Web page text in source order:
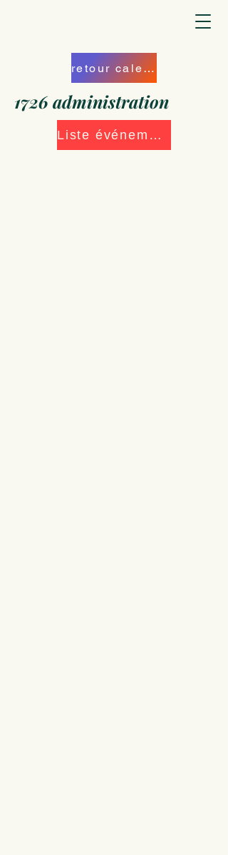
retour calendrier
1726 administration
Liste événements